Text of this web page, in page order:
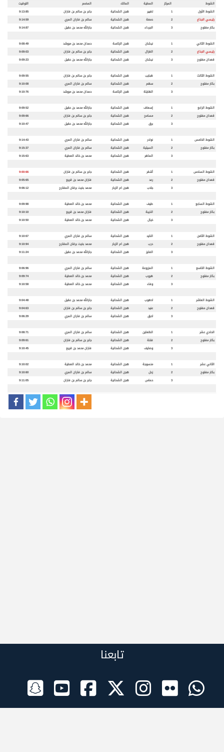
الشوط المركز المطية المالك المضمر
التوقيت
الشوط الأول
1 تغيير هجن الشحانية جابر بن سالم بن فاران
9:13:85
رئيسي الجذاع
2 دمعة هجن الشحانية سالم بن فاران المري
9:14:59
بكار مفتوح
3 الجرداء هجن الشحانية جارالله محمد بن عقيل 9:14:87
الشوط الثاني 1 نيشان هجن الرئاسة حمدان محمد بن مروشد
9:08:49
رئيسي الجذاع
2 الغزال هجن الشحانية جابر بن سالم بن فاران
9:09:03
قعدان مفتوح
3 نيشان هجن الشحانية جارالله محمد بن عقيل 9:09:23
الشوط الثالث 1 هبايب هجن الشحانية جابر بن سالم بن فاران
9:09:55
بكار مفتوح
2 سهم هجن الشحانية سالم بن فاران المري
9:10:08
3
الهايلة هجن الرئاسة حمدان محمد بن مروشد 9:10:76
الشوط الرابع 1 إسعاف هجن الشحانية جارالله محمد بن عقيل
9:09:52
قعدان مفتوح
2 مسامح هجن الشحانية جابر بن سالم بن فاران
9:09:66
3
برق هجن الشحانية جارالله محمد بن عقيل 9:10:47
الشوط الخامس 1 نوادر هجن الشحانية سالم بن فاران المري
9:14:43
بكار مفتوح
2 السيلية هجن الشحانية سالم بن فاران المري
9:15:37
3
الماهر هجن الشحانية محمد بن خالد العطية 9:15:63
الشوط السادس 1 أشقر هجن الشحانية جابر بن سالم بن فاران
9:00:66
قعدان مفتوح
2 رعد هجن الشحانية فاران محمد بن قريع
9:05:65
3
جلاب هجن ام الزبار محمد بخيت برقان المقارح 9:06:12
الشوط السابع 1 طيف هجن الشحانية محمد بن خالد العطية
9:09:98
بكار مفتوح
2 الذيبة هجن الشحانية فاران محمد بن قريع
9:10:10
3
خيال هجن الشحانية محمد بن خالد العطية 9:10:50
الشوط الثامن 1 النايد هجن الشحانية سالم بن فاران المري
9:10:67
قعدان مفتوح
2 درب هجن ام الزبار محمد بخيت برقان المقارح
9:10:94
3
الفايز هجن الشحانية جارالله محمد بن عقيل 9:11:24
الشوط التاسع 1 المزروعة هجن الشحانية سالم بن فاران المري
9:06:96
بكار مفتوح
2 هروب هجن الشحانية محمد بن خالد العطية
9:09:74
3
وفاء هجن الشحانية محمد بن خالد العطية 9:10:58
الشوط العاشر 1 لاهوب هجن الشحانية جارالله محمد بن عقيل
9:04:48
قعدان مفتوح
2 عنيد هجن الشحانية جابر بن سالم بن فاران
9:04:63
3
لابق هجن الشحانية سالم بن فاران المري 9:06:29
الحادي عشر 1 الظعاين هجن الشحانية سالم بن فاران المري
9:08:71
بكار مفتوح
2 فتنة هجن الشحانية جابر بن سالم بن فاران
9:09:61
3
وصايف هجن الشحانية فاران محمد بن قريع 9:10:45
الثاني عشر 1 منسوجة هجن الشحانية محمد بن خالد العطية
9:10:02
بكار مفتوح
2 زحل هجن الشحانية سالم بن فاران المري
9:10:60
3
حماس هجن الشحانية جابر بن سالم بن فاران 9:11:05
تابعنا